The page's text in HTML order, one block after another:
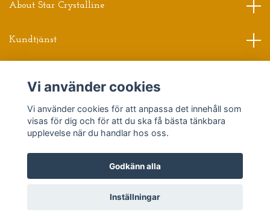
About Star Crystalline
Kundtjänst
Sociala medier
© 2026 Star Crystalline Powered by Quickbutik
Vi använder cookies
Vi använder cookies för att anpassa det innehåll som
visas för dig och för att du ska få bästa tänkbara
upplevelse när du handlar hos oss.
Godkänn alla
Inställningar